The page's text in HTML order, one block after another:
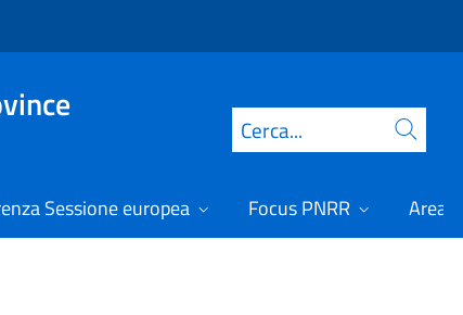
Cerca
Sessione europea Focus PNRR Area